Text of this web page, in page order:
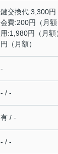
鍵交換代:3,300
会費:200円（月
用:1,980円（月
円（月額）
-
- / -
有 / -
- / -